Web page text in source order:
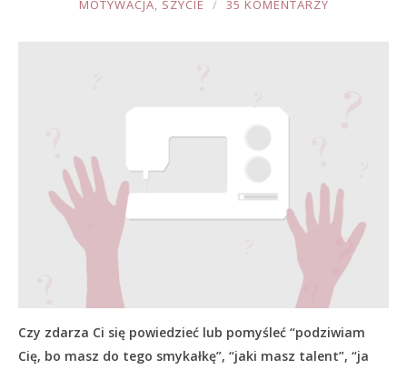
JOULE
MOTYWACJA, SZYCIE 35 KOMENTARZY
Czy zdarza Ci się powiedzieć lub pomyśleć “podziwiam
Cię, bo masz do tego smykałkę”, “jaki masz talent”, “ja